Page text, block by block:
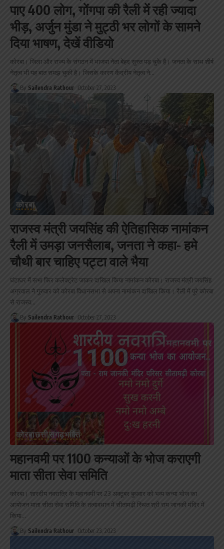
पाए 400 लोग, गोंगपा की रैली में रही ज्यादा
भीड़, अर्जुन मुंडा ने मुट्ठी भर लोगों के सामने
दिया भाषण, देखें वीडियो
कोरबा। जिला और राज्य के संगठन में भाजपा नेता बेहद सुस्त पड़ चुके हैं। जनता के साथ शीर्ष
नेतृत्व भी यह बात समझ चुकी है। जिसके कारण केंद्रीय नेतृत्व ने…
By Sailendra Rathour October 27, 2023
कोरबा
राजस्व मंत्री जयसिंह की ऐतिहासिक नामांकन
रैली में उमड़ा जनसैलाब, जनता ने कहा- हमे
चौथी बार चाहिए पट्टा वाले भैया
घंटाघर में सभा फिर कलेक्ट्रेट जाकर दाखिल किया नामांकन कोरबा। राजस्व मंत्री जयसिंह
अग्रवाल ने गुरुवार को कोरबा विधानसभा से अपना नामांकन दाखिल किया। रैली में पूरे कोरबा
से राजस्व…
By Sailendra Rathour October 27, 2023
कोरबाछत्तीसगढ़भक्ति
महानवमी पर 1100 कन्याओं के भोज कराएगी
माता सीता सेवा समिति
कोरबा। शारदीय नवरात्रि के महानवमीं पर 23 अक्टूबर बुधवार को भव्य कन्या भोज का
आयोजन माता सीता सेवा समिति के तत्वावधान में सीतामढ़ी स्थित श्री राम जानकी मंदिर में
किया…
By Sailendra Rathour October 23, 2023